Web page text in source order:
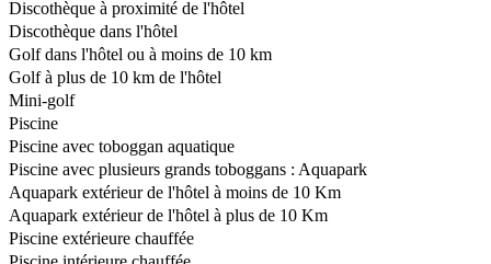
Discothèque à proximité de l'hôtel
Discothèque dans l'hôtel
Golf dans l'hôtel ou à moins de 10 km
Golf à plus de 10 km de l'hôtel
Mini-golf
Piscine
Piscine avec toboggan aquatique
Piscine avec plusieurs grands toboggans : Aquapark
Aquapark extérieur de l'hôtel à moins de 10 Km
Aquapark extérieur de l'hôtel à plus de 10 Km
Piscine extérieure chauffée